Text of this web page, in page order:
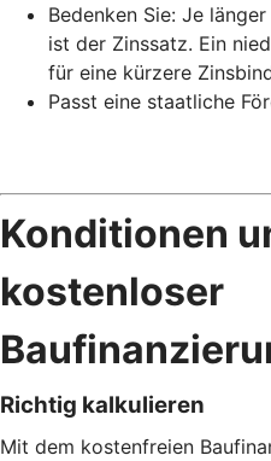
Bedenken Sie: Je
ist der Zinssatz. Ein
für eine kürzere
Passt eine staatliche
Konditionen
kostenloser
Richtig kalkulieren
Mit dem kostenfreien